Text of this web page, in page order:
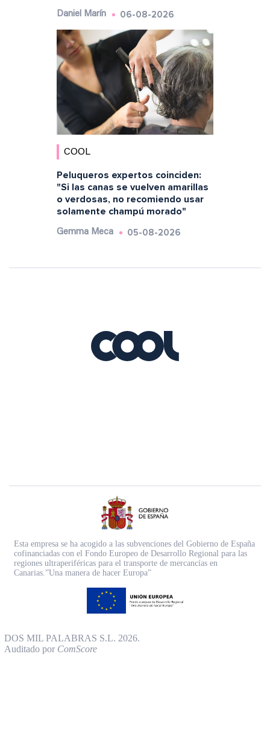
Daniel Marín 06-08-2026
COOL
Peluqueros expertos coinciden:
"Si las canas se vuelven amarillas
o verdosas, no recomiendo usar
solamente champú morado"
Gemma Meca 05-08-2026
Esta empresa se ha acogido a las subvenciones del Gobierno de España
cofinanciadas con el Fondo Europeo de Desarrollo Regional para las
regiones ultraperiféricas para el transporte de mercancías en
Canarias.”Una manera de hacer Europa”
DOS MIL PALABRAS S.L. 2026.
Auditado por ComScore